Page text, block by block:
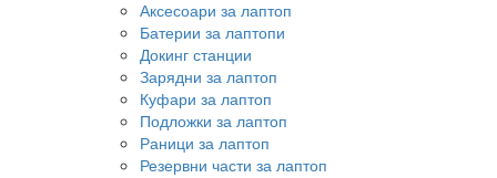
Аксесоари за лаптоп
Батерии за лаптопи
Докинг станции
Зарядни за лаптоп
Куфари за лаптоп
Подложки за лаптоп
Раници за лаптоп
Резервни части за лаптоп